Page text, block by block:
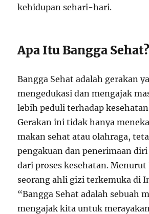
kehidupan sehari-hari.
Apa Itu Bangga Sehat?
Bangga Sehat adalah gerakan
mengedukasi dan mengajak
lebih peduli terhadap
Gerakan ini tidak hanya
makan sehat atau olahraga,
pengakuan dan penerimaan diri
dari proses kesehatan. Menurut
seorang ahli gizi terkemuka di
“Bangga Sehat adalah sebuah
mengajak kita untuk